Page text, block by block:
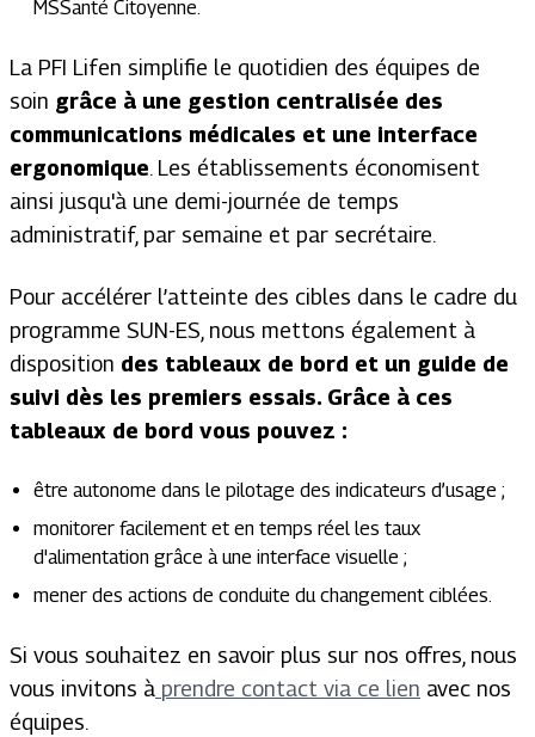
MSSanté Citoyenne.
La PFI Lifen simplifie le quotidien des équipes de
soin grâce à une gestion centralisée des
communications médicales et une interface
ergonomique. Les établissements économisent
ainsi jusqu'à une demi-journée de temps
administratif, par semaine et par secrétaire.
Pour accélérer l’atteinte des cibles dans le cadre du
programme SUN-ES, nous mettons également à
disposition des tableaux de bord et un guide de
suivi dès les premiers essais. Grâce à ces
tableaux de bord vous pouvez :
être autonome dans le pilotage des indicateurs d’usage ;
monitorer facilement et en temps réel les taux
d'alimentation grâce à une interface visuelle ;
mener des actions de conduite du changement ciblées.
Si vous souhaitez en savoir plus sur nos offres, nous
vous invitons à prendre contact via ce lien avec nos
équipes.